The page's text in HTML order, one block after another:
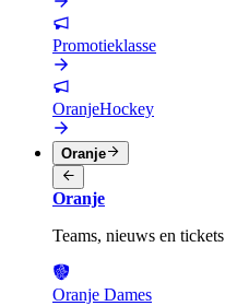
Promotieklasse
OranjeHockey
Oranje
Oranje
Teams, nieuws en tickets
Oranje Dames